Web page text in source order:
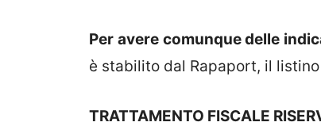
Per avere comunque delle
è stabilito dal Rapaport, il
TRATTAMENTO FISCALE